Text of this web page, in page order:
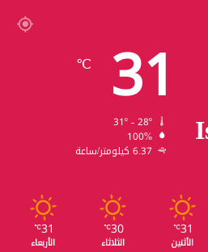
31
℃
100%
6.37 كيلومتر/ساعة
31
℃
الأثنين
30
℃
الثلاثاء
31
℃
الأربعاء